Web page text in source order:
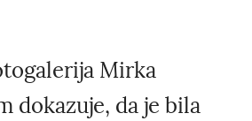
Mirka
dokazuje, da je bila